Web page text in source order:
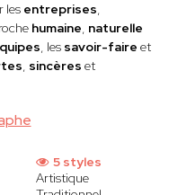
les entreprises,
humaine, naturelle
, les savoir-faire et
, sincères et
5 styles
Artistique